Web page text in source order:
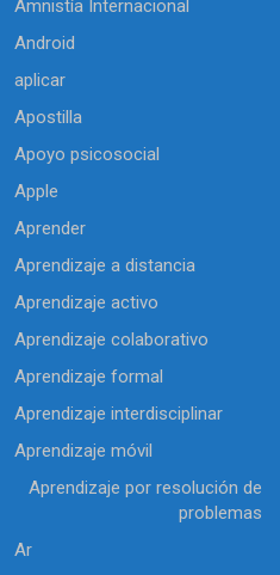
Amnistía Internacional
Android
aplicar
Apostilla
Apoyo psicosocial
Apple
Aprender
Aprendizaje a distancia
Aprendizaje activo
Aprendizaje colaborativo
Aprendizaje formal
Aprendizaje interdisciplinar
Aprendizaje móvil
Aprendizaje por resolución de
problemas
Ar